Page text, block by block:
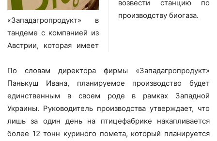
«Западагропродукт» в
тандеме с компанией из
Австрии, которая имеет
возвести станцию по
производству биогаза.
По словам директора фирмы «Западагропродукт»
Панькуш Ивана, планируемое производство будет
единственным в своем роде в рамках Западной
Украины. Руководитель производства утверждает, что
лишь за один день на птицефабрике накапливается
более 12 тонн куриного помета, который планируется